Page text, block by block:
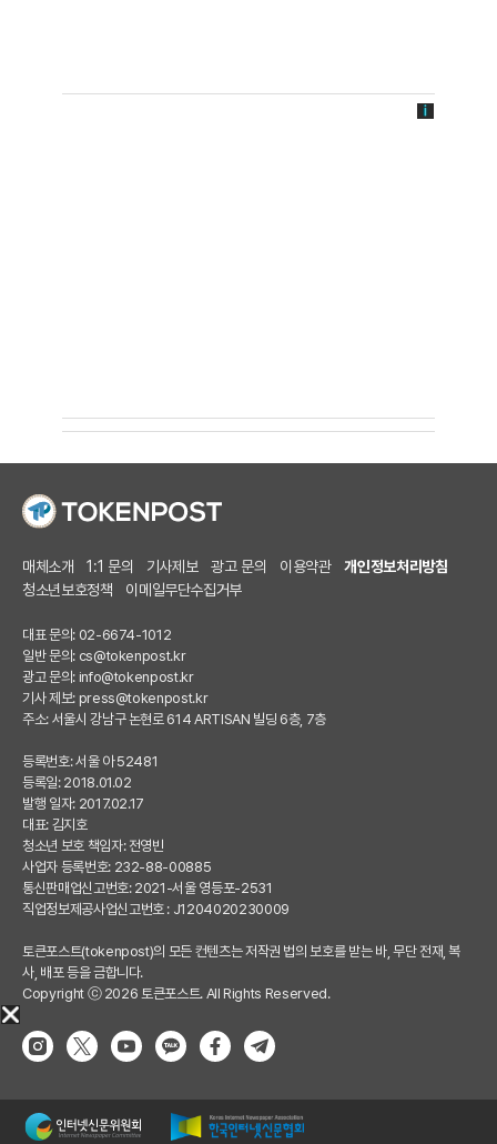
매체소개 1:1 문의 기사제보 광고 문의 이용약관
개인정보처리방침
청소년보호정책
이메일무단수집거부
대표 문의: 02-6674-1012
일반 문의: cs@tokenpost.kr
광고 문의: info@tokenpost.kr
기사 제보: press@tokenpost.kr
주소: 서울시 강남구 논현로 614 ARTISAN 빌딩 6층, 7층
등록번호: 서울 아 52481
등록일: 2018.01.02
발행 일자: 2017.02.17
대표: 김지호
청소년 보호 책임자: 전영빈
사업자 등록번호: 232-88-00885
통신판매업신고번호: 2021-서울 영등포-2531
직업정보제공사업신고번호 : J1204020230009
토큰포스트(tokenpost)의 모든 컨텐츠는 저작권 법의 보호를 받는 바, 무단 전재, 복
사, 배포 등을 금합니다.
Copyright ⓒ 2026 토큰포스트. All Rights Reserved.